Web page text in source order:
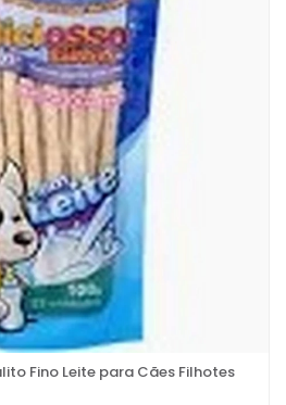
Fino Leite para Cães Filhotes